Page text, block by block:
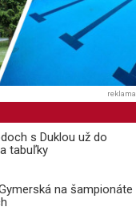
reklama
s Duklou už do
tabuľky
na šampionáte